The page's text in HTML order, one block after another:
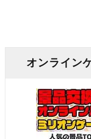
オンライン